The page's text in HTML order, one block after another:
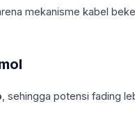
mekanisme kabel
, sehingga potensi fading